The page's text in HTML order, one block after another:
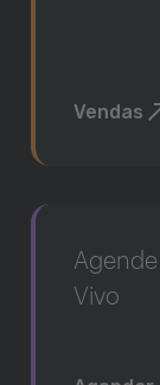
Vendas
Vivo